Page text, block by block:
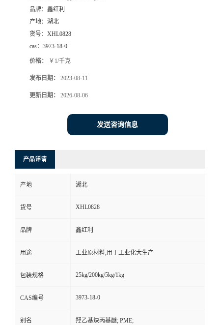
品牌： 鑫红利
产地： 湖北
货号： XHL0828
cas： 3973-18-0
价格： ￥1/千克
发布日期： 2023-08-11
更新日期： 2026-08-06
发送咨询信息
产品详请
产地 湖北
货号 XHL0828
品牌 鑫红利
用途 工业原材料,用于工业化大生产
包装规格 25kg/200kg/5kg/1kg
CAS编号 3973-18-0
别名 羟乙基炔丙基醚; PME;